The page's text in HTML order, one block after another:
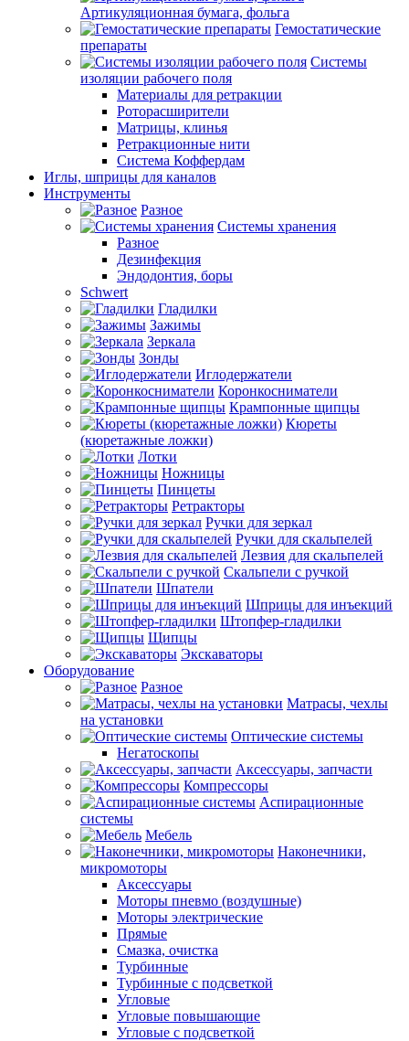
Артикуляционная бумага, фольга
Гемостатические
препараты
Системы
изоляции рабочего поля
Материалы для ретракции
Роторасширители
Матрицы, клинья
Ретракционные нити
Система Коффердам
Иглы, шприцы для каналов
Инструменты
Разное
Системы хранения
Разное
Дезинфекция
Эндодонтия, боры
Schwert
Гладилки
Зажимы
Зеркала
Зонды
Иглодержатели
Коронкосниматели
Крампонные щипцы
Кюреты
(кюретажные ложки)
Лотки
Ножницы
Пинцеты
Ретракторы
Ручки для зеркал
Ручки для скальпелей
Лезвия для скальпелей
Скальпели с ручкой
Шпатели
Шприцы для инъекций
Штопфер-гладилки
Щипцы
Экскаваторы
Оборудование
Разное
Матрасы, чехлы
на установки
Оптические системы
Негатоскопы
Аксессуары, запчасти
Компрессоры
Аспирационные
системы
Мебель
Наконечники,
микромоторы
Аксессуары
Моторы пневмо (воздушные)
Моторы электрические
Прямые
Смазка, очистка
Турбинные
Турбинные с подсветкой
Угловые
Угловые повышающие
Угловые с подсветкой